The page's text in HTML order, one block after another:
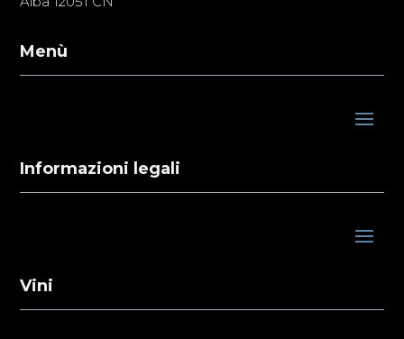
Menù
Informazioni legali
Vini